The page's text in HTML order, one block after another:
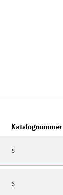
Katalognummer
6
6